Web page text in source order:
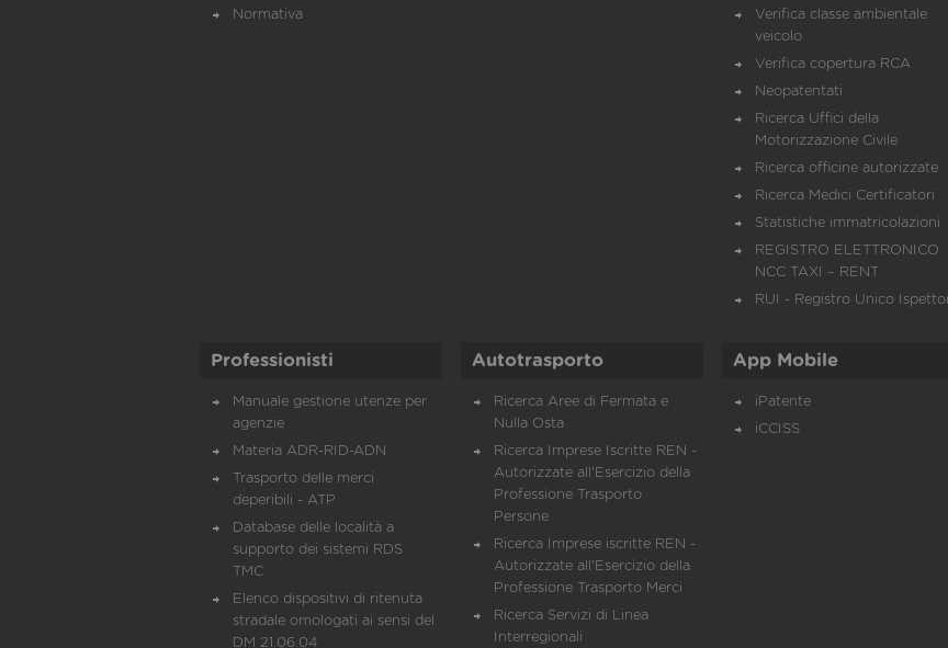
Normativa
Verifica classe ambientale
veicolo
Verifica copertura RCA
Neopatentati
Ricerca Uffici della
Motorizzazione Civile
Ricerca officine autorizzate
Ricerca Medici Certificatori
Statistiche immatricolazioni
REGISTRO ELETTRONICO
NCC TAXI – RENT
RUI - Registro Unico
Professionisti
Manuale gestione utenze per
agenzie
Materia ADR-RID-ADN
Trasporto delle merci
deperibili - ATP
Database delle località a
supporto dei sistemi RDS
TMC
Elenco dispositivi di ritenuta
stradale omologati ai sensi del
DM 21.06.04
Autotrasporto
Ricerca Aree di Fermata e
Nulla Osta
Ricerca Imprese Iscritte REN -
Autorizzate all'Esercizio della
Professione Trasporto
Persone
Ricerca Imprese iscritte REN -
Autorizzate all'Esercizio della
Professione Trasporto Merci
Ricerca Servizi di Linea
Interregionali
App Mobile
iPatente
iCCISS